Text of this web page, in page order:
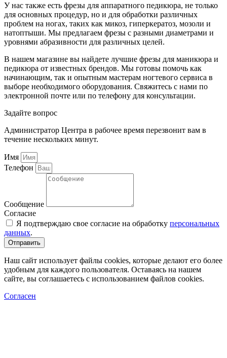
У нас также есть фрезы для аппаратного педикюра, не только
для основных процедур, но и для обработки различных
проблем на ногах, таких как микоз, гиперкератоз, мозоли и
натоптыши. Мы предлагаем фрезы с разными диаметрами и
уровнями абразивности для различных целей.
В нашем магазине вы найдете лучшие фрезы для маникюра и
педикюра от известных брендов. Мы готовы помочь как
начинающим, так и опытным мастерам ногтевого сервиса в
выборе необходимого оборудования. Свяжитесь с нами по
электронной почте или по телефону для консультации.
Задайте вопрос
Администратор Центра в рабочее время перезвонит вам в
течение нескольких минут.
Имя
Телефон
Сообщение
Согласие
Я подтверждаю свое согласие на обработку персональных
данных.
Отправить
Наш сайт использует файлы cookies, которые делают его более
удобным для каждого пользователя. Оставаясь на нашем
сайте, вы соглашаетесь с использованием файлов cookies.
Согласен